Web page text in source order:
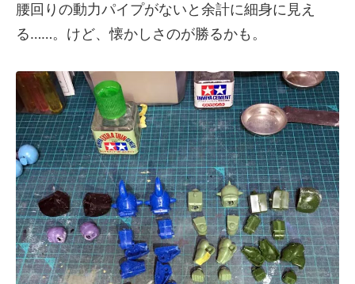
腰回りの動力パイプがないと余計に細身に見え
る……。けど、懐かしさのが勝るかも。